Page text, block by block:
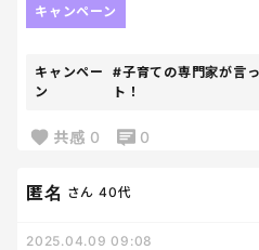
キャンペーン
キャンペー
ン
#子育ての専門家が言
ト！
共感 0 0
匿名 さん 40代
2025.04.09 09:08